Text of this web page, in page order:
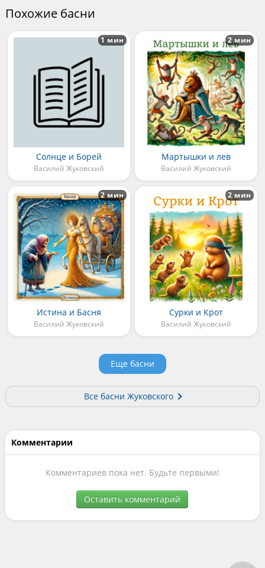
Похожие басни
Солнце и Борей
Василий Жуковский
1 мин
Мартышки и лев
Василий Жуковский
2 мин
Истина и Басня
Василий Жуковский
2 мин
Сурки и Крот
Василий Жуковский
2 мин
Еще басни
Все басни Жуковского
Комментарии
Комментариев пока нет. Будьте первыми!
Оставить комментарий